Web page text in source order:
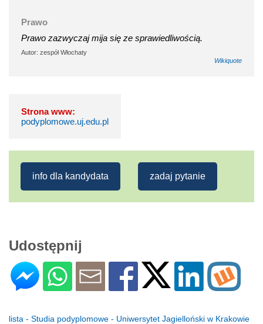
Prawo
Prawo zazwyczaj mija się ze sprawiedliwością.
Autor: zespół Włochaty
Wikiquote
Strona www:
podyplomowe.uj.edu.pl
info dla kandydata zadaj pytanie
Udostępnij
lista - Studia podyplomowe - Uniwersytet Jagielloński w Krakowie